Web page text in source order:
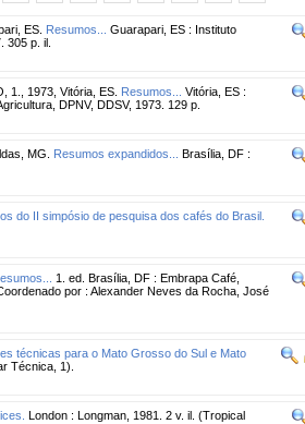
ES. Resumos...
Guarapari, ES : Instituto
305 p. il.
1., 1973, Vitória, ES. Resumos...
Vitória, ES :
DPNV, DDSV, 1973. 129 p.
MG. Resumos expandidos...
Brasília, DF :
do II simpósio de pesquisa dos cafés do Brasil.
1. ed. Brasília, DF : Embrapa Café,
por : Alexander Neves da Rocha, José
técnicas para o Mato Grosso do Sul e Mato
Técnica, 1).
London : Longman, 1981. 2 v. il. (Tropical